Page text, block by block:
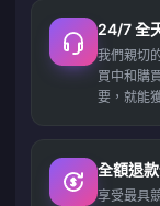
24/7 全
我們親切
買中和購
要，就能
全額退
享受最具